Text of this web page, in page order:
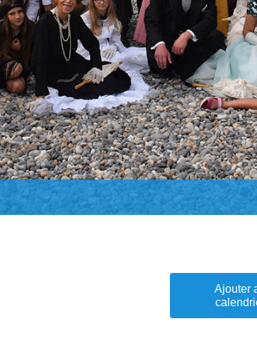
Ajouter